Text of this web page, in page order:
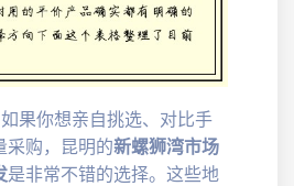
如果你想亲自挑选、对比手
采购，昆明的新螺狮湾市场
是非常不错的选择。这些地